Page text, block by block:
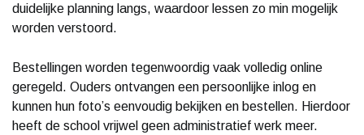
duidelijke planning langs, waardoor lessen zo min mogelijk
worden verstoord.
Bestellingen worden tegenwoordig vaak volledig online
geregeld. Ouders ontvangen een persoonlijke inlog en
kunnen hun foto’s eenvoudig bekijken en bestellen. Hierdoor
heeft de school vrijwel geen administratief werk meer.